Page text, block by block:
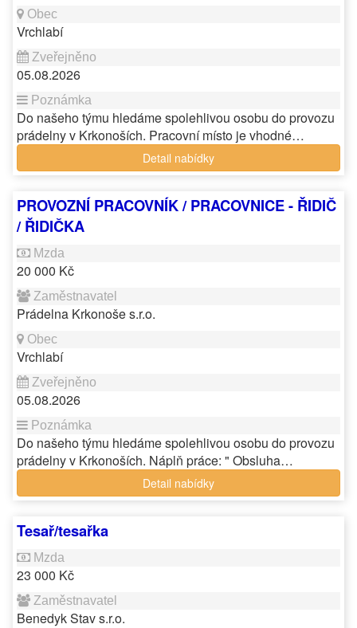
Vrchlabí
05.08.2026
Do našeho týmu hledáme spolehlivou osobu do provozu
prádelny v Krkonoších. Pracovní místo je vhodné…
Detail nabídky
PROVOZNÍ PRACOVNÍK / PRACOVNICE - ŘIDIČ
/ ŘIDIČKA
20 000 Kč
Prádelna Krkonoše s.r.o.
Vrchlabí
05.08.2026
Do našeho týmu hledáme spolehlivou osobu do provozu
prádelny v Krkonoších. Náplň práce: " Obsluha…
Detail nabídky
Tesař/tesařka
23 000 Kč
Benedyk Stav s.r.o.